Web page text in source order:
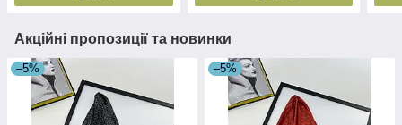
Акційні пропозиції та новинки
–5% –5%